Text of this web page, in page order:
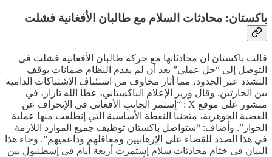
باكستان: محادثات السلام مع طالبان الأفغانية فشلت
قالت باكستان أن محادثاتها مع حركة طالبان الأفغانية فشلت في
التوصل إلى “حل عملي” بعد أن لم يقدم النظام ضمانات بوقف
التشدد عبر الحدود، مما أثار مخاوف من استئناف الإشتباكات الدامية
بين الجارتين. وقال وزير الإعلام الباكستاني، عطا الله تارار، في
منشور على موقع X : “إستمر الجانب الأفغاني في الإنحراف عن
القضية الجوهرية، متجنبا النقطة الأساسية التي إنطلقت منها عملية
الحوار”. وأضاف: “ستواصل باكستان توظيف جميع الموارد اللازمة
في هذا الصدد للقضاء على الإرهابيين ومعاقلهم وداعميهم”. وجاء هذا
البيان في ختام محادثات سلام إستمرت أربعة أيام في إسطنبول بين